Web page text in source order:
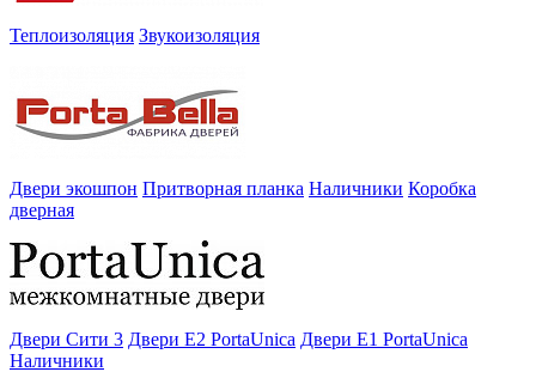
Теплоизоляция Звукоизоляция
Двери экошпон Притворная планка Наличники Коробка
дверная
Двери Сити 3 Двери E2 PortaUnica Двери E1 PortaUnica
Наличники